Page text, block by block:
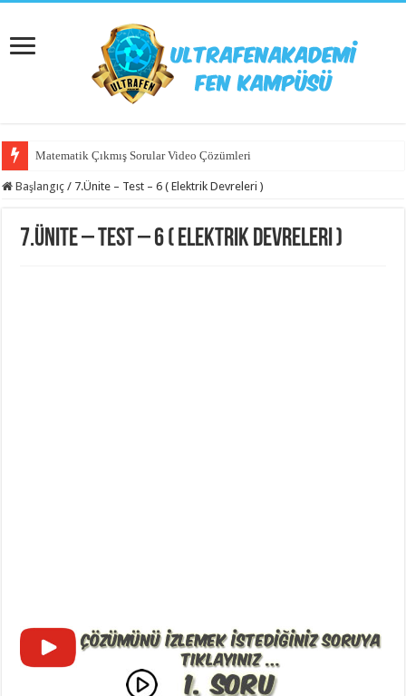
Matematik Çıkmış Sorular Video Çözümleri
Başlangıç / 7.Ünite – Test – 6 ( Elektrik Devreleri )
7.Ünite – Test – 6 ( Elektrik Devreleri )